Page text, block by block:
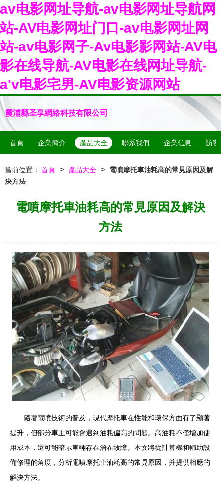
av电影网址导航-av电影网址导航网
站-AV电影网址门口-av电影网址网
站-av电影网子-Av电影影网站-AV电
影在线导航-AV电影在线网址导航-
a'v电影宅男-AV电影资源网站
霞浦縣圣享網絡科技有限公司
首頁 企業簡介 產品大全 聯系我們 企業信息 訪客
當前位置： 首頁 > 產品大全 >
電噴摩托車油耗高的常見原因及解
決方法
電噴摩托車油耗高的常見原因及解決
方法
隨著電噴技術的普及，現代摩托車在性能和環保方面有了顯著
提升，但部分車主可能會遇到油耗偏高的問題。高油耗不僅增加使
用成本，還可能暗示車輛存在潛在故障。本文將從計算機和輔助設
備修理的角度，分析電噴摩托車油耗高的常見原因，并提供相應的
解決方法。